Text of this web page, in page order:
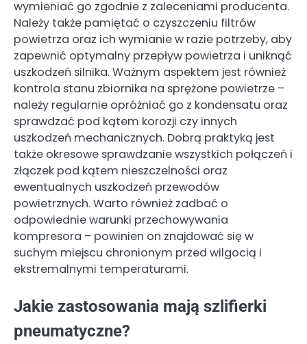
wymieniać go zgodnie z zaleceniami producenta.
Należy także pamiętać o czyszczeniu filtrów
powietrza oraz ich wymianie w razie potrzeby, aby
zapewnić optymalny przepływ powietrza i uniknąć
uszkodzeń silnika. Ważnym aspektem jest również
kontrola stanu zbiornika na sprężone powietrze –
należy regularnie opróżniać go z kondensatu oraz
sprawdzać pod kątem korozji czy innych
uszkodzeń mechanicznych. Dobrą praktyką jest
także okresowe sprawdzanie wszystkich połączeń i
złączek pod kątem nieszczelności oraz
ewentualnych uszkodzeń przewodów
powietrznych. Warto również zadbać o
odpowiednie warunki przechowywania
kompresora – powinien on znajdować się w
suchym miejscu chronionym przed wilgocią i
ekstremalnymi temperaturami.
Jakie zastosowania mają szlifierki
pneumatyczne?